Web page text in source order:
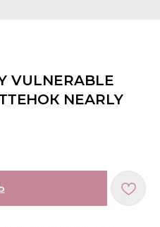
VULNERABLE
NEARLY